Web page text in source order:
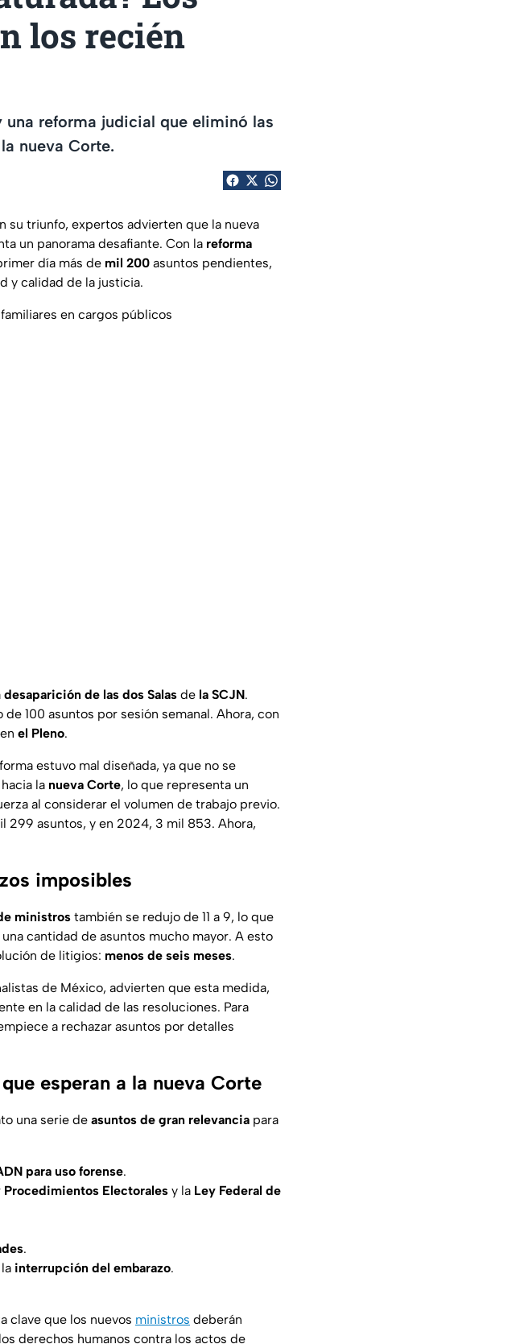
los recién
reforma judicial que eliminó las
nueva Corte.
su triunfo, expertos advierten que la nueva
un panorama desafiante. Con la reforma
día más de mil 200 asuntos pendientes,
y calidad de la justicia.
en cargos públicos
desaparición de las dos Salas de la SCJN.
100 asuntos por sesión semanal. Ahora, con
el Pleno.
estuvo mal diseñada, ya que no se
la nueva Corte, lo que representa un
al considerar el volumen de trabajo previo.
299 asuntos, y en 2024, 3 mil 853. Ahora,
imposibles
ministros también se redujo de 11 a 9, lo que
cantidad de asuntos mucho mayor. A esto
de litigios: menos de seis meses.
de México, advierten que esta medida,
en la calidad de las resoluciones. Para
a rechazar asuntos por detalles
esperan a la nueva Corte
una serie de asuntos de gran relevancia para
para uso forense.
Electorales y la Ley Federal de
.
interrupción del embarazo.
clave que los nuevos ministros deberán
derechos humanos contra los actos de